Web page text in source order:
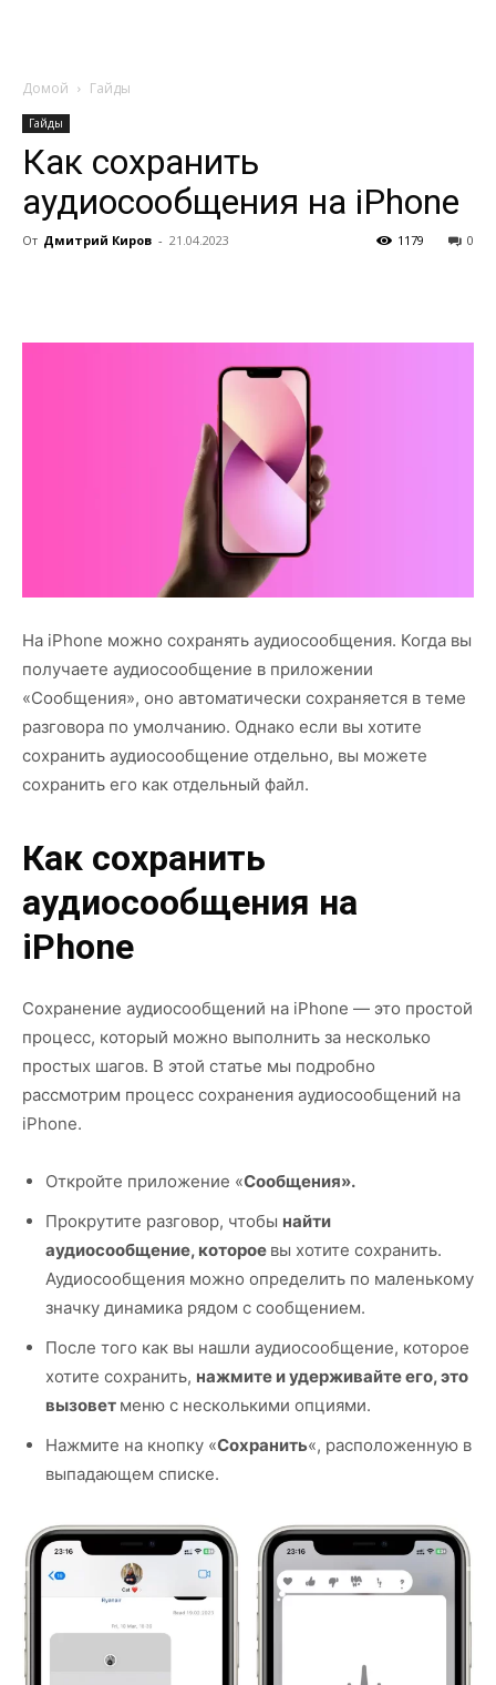
Домой Гайды
Гайды
Как сохранить
аудиосообщения на iPhone
От Дмитрий Киров - 21.04.2023 0
1179
На iPhone можно сохранять аудиосообщения. Когда вы
получаете аудиосообщение в приложении
«Сообщения», оно автоматически сохраняется в теме
разговора по умолчанию. Однако если вы хотите
сохранить аудиосообщение отдельно, вы можете
сохранить его как отдельный файл.
Как сохранить
аудиосообщения на
iPhone
Сохранение аудиосообщений на iPhone — это простой
процесс, который можно выполнить за несколько
простых шагов. В этой статье мы подробно
рассмотрим процесс сохранения аудиосообщений на
iPhone.
Откройте приложение «Сообщения».
Прокрутите разговор, чтобы найти
аудиосообщение, которое вы хотите сохранить.
Аудиосообщения можно определить по маленькому
значку динамика рядом с сообщением.
После того как вы нашли аудиосообщение, которое
хотите сохранить, нажмите и удерживайте его, это
вызовет меню с несколькими опциями.
Нажмите на кнопку «Сохранить«, расположенную в
выпадающем списке.